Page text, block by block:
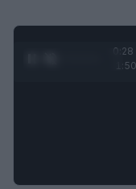
0:29
1:50